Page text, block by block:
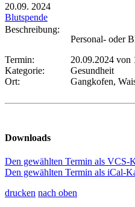
20.09. 2024
Blutspende
Beschreibung:
Personal- oder
Termin:
20.09.2024 von
Kategorie:
Gesundheit
Ort:
Gangkofen,
Downloads
Den gewählten Termin als VCS-
Den gewählten Termin als iCal-
drucken nach oben